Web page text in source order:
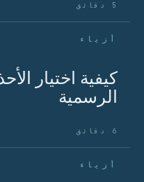
5 دقائق
أزياء
كيفية اختيار
الرسمية
6 دقائق
أزياء